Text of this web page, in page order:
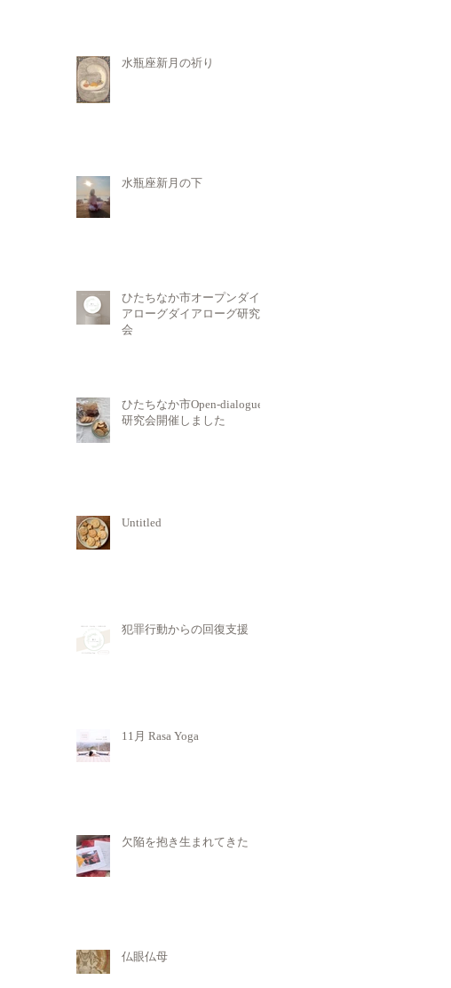
水瓶座新月の祈り
水瓶座新月の下
ひたちなか市オープンダイ
アローグダイアローグ研究
会
ひたちなか市Open-dialogue
研究会開催しました
Untitled
犯罪行動からの回復支援
11月 Rasa Yoga
欠陥を抱き生まれてきた
仏眼仏母